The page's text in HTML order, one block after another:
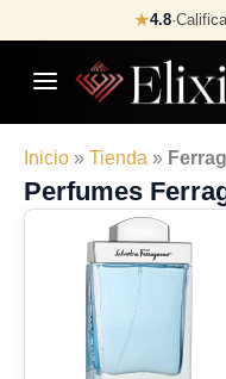
to
content
★4.8·
Inicio » Tienda »
Perfumes